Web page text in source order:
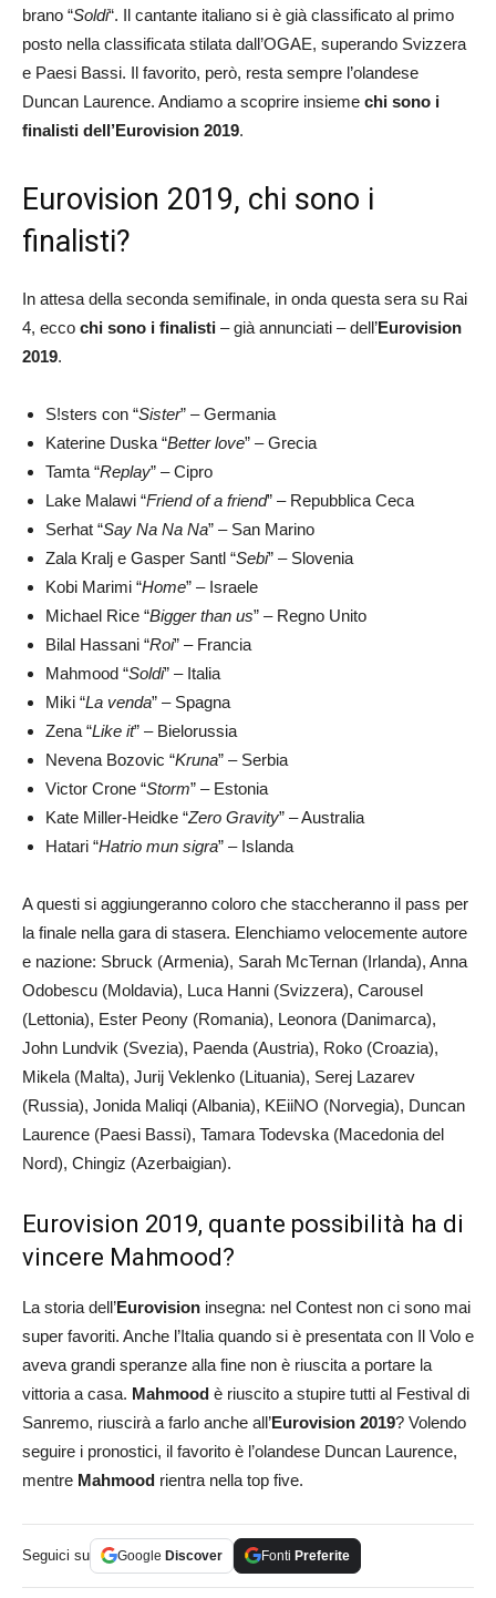
brano “Soldi“. Il cantante italiano si è già classificato al primo
posto nella classificata stilata dall’OGAE, superando Svizzera
e Paesi Bassi. Il favorito, però, resta sempre l’olandese
Duncan Laurence. Andiamo a scoprire insieme chi sono i
finalisti dell’Eurovision 2019.
Eurovision 2019, chi sono i
finalisti?
In attesa della seconda semifinale, in onda questa sera su Rai
4, ecco chi sono i finalisti – già annunciati – dell’Eurovision
2019.
S!sters con “Sister” – Germania
Katerine Duska “Better love” – Grecia
Tamta “Replay” – Cipro
Lake Malawi “Friend of a friend” – Repubblica Ceca
Serhat “Say Na Na Na” – San Marino
Zala Kralj e Gasper Santl “Sebi” – Slovenia
Kobi Marimi “Home” – Israele
Michael Rice “Bigger than us” – Regno Unito
Bilal Hassani “Roi” – Francia
Mahmood “Soldi” – Italia
Miki “La venda” – Spagna
Zena “Like it” – Bielorussia
Nevena Bozovic “Kruna” – Serbia
Victor Crone “Storm” – Estonia
Kate Miller-Heidke “Zero Gravity” – Australia
Hatari “Hatrio mun sigra” – Islanda
A questi si aggiungeranno coloro che staccheranno il pass per
la finale nella gara di stasera. Elenchiamo velocemente autore
e nazione: Sbruck (Armenia), Sarah McTernan (Irlanda), Anna
Odobescu (Moldavia), Luca Hanni (Svizzera), Carousel
(Lettonia), Ester Peony (Romania), Leonora (Danimarca),
John Lundvik (Svezia), Paenda (Austria), Roko (Croazia),
Mikela (Malta), Jurij Veklenko (Lituania), Serej Lazarev
(Russia), Jonida Maliqi (Albania), KEiiNO (Norvegia), Duncan
Laurence (Paesi Bassi), Tamara Todevska (Macedonia del
Nord), Chingiz (Azerbaigian).
Eurovision 2019, quante possibilità ha di
vincere Mahmood?
La storia dell’Eurovision insegna: nel Contest non ci sono mai
super favoriti. Anche l’Italia quando si è presentata con Il Volo e
aveva grandi speranze alla fine non è riuscita a portare la
vittoria a casa. Mahmood è riuscito a stupire tutti al Festival di
Sanremo, riuscirà a farlo anche all’Eurovision 2019? Volendo
seguire i pronostici, il favorito è l’olandese Duncan Laurence,
mentre Mahmood rientra nella top five.
Seguici su Google Discover Fonti Preferite